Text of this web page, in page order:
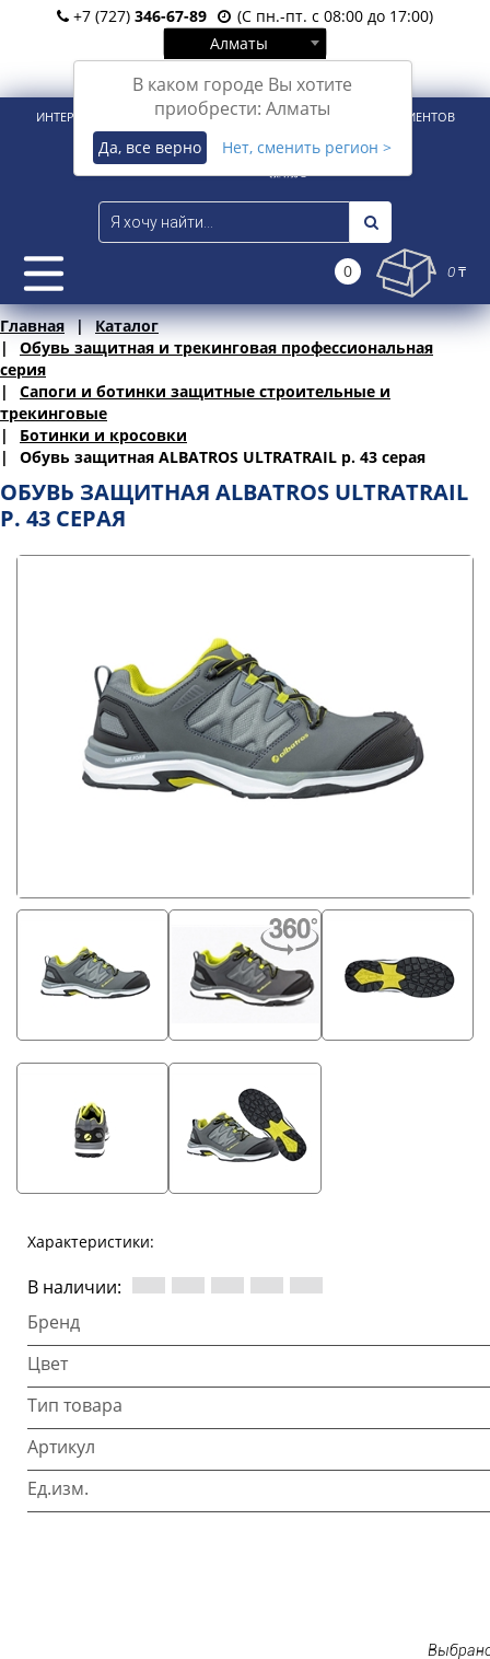
+7 (727) 346-67-89
(С пн.-пт. с 08:00 до 17:00)
Алматы
В каком городе Вы хотите
приобрести: Алматы
Да, все верно Нет, сменить регион >
Вход Регистрация
ИНТЕРНЕТ-МАГАЗИН ДЛЯ РОЗНИЧНЫХ И КОРПОРАТИВНЫХ КЛИЕНТОВ
0 0 ₸
Главная
Каталог
Обувь защитная и трекинговая профессиональная
серия
Сапоги и ботинки защитные строительные и
трекинговые
Ботинки и кросовки
Обувь защитная ALBATROS ULTRATRAIL р. 43 серая
ОБУВЬ ЗАЩИТНАЯ ALBATROS ULTRATRAIL
Р. 43 СЕРАЯ
Характеристики:
В наличии:
Бренд
Цвет
Тип товара
Артикул
Ед.изм.